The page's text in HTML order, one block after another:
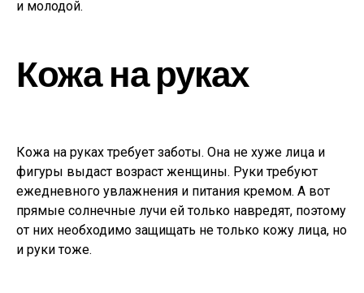
и молодой.
Кожа на руках
Кожа на руках требует заботы. Она не хуже лица и
фигуры выдаст возраст женщины. Руки требуют
ежедневного увлажнения и питания кремом. А вот
прямые солнечные лучи ей только навредят, поэтому
от них необходимо защищать не только кожу лица, но
и руки тоже.